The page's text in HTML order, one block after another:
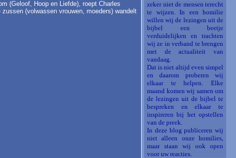
(Geloof, Hoop en Liefde), roept Charles
(volwassen vrouwen, moeders) wandelt
zeker niet de mensen terecht
te wijzen. In een homilie
willen wij de lezingen uit de
bijbel een beetje
verduidelijken en trachten
wij ze in verband te brengen
met de actualiteit van
vandaag.
Dat is niet altijd even simpel
en daarom proberen wij
elkaar te helpen. Elke
maand komen wij samen om
de lezingen uit de bijbel te
bespreken en elkaar te
inspireren bij het opstellen
van de preek.
In deze blog publiceren wij
niet alleen onze homilies,
maar staan wij ook open
voor uw reacties.